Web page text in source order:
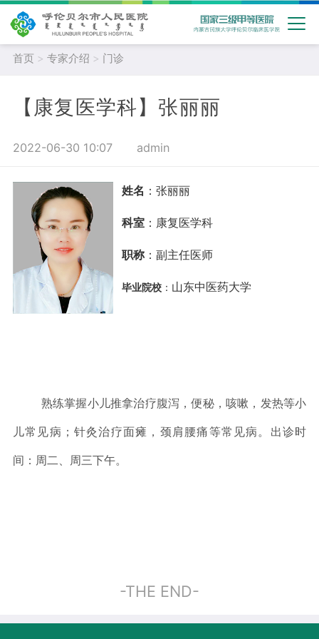
首页 > 专家介绍 > 门诊
【康复医学科】张丽丽
2022-06-30 10:07 admin
姓名 ：张丽丽
科室：康复医学科
职称：副主任医师
毕业院校： 山东中医药大学
熟练掌握小儿推拿治疗腹泻，便秘，咳嗽，发热等小
儿常见病；针灸治疗面瘫，颈肩腰痛等常见病。出诊时
间：周二、周三下午。
-THE END-